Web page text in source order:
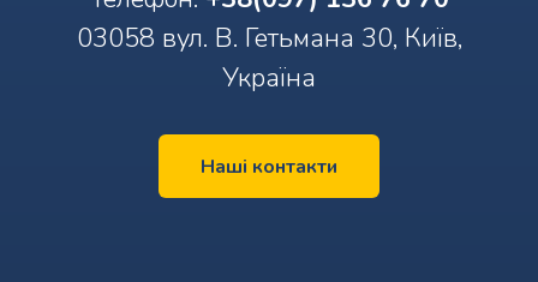
03058 вул. В. Гетьмана 30, Київ,
Україна
Наші контакти